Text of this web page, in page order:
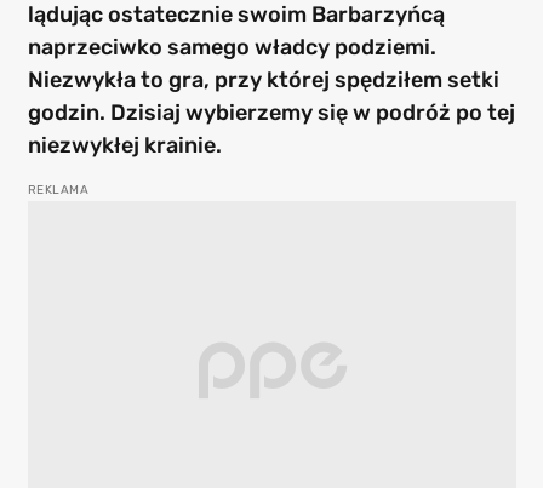
lądując ostatecznie swoim Barbarzyńcą
naprzeciwko samego władcy podziemi.
Niezwykła to gra, przy której spędziłem setki
godzin. Dzisiaj wybierzemy się w podróż po tej
niezwykłej krainie.